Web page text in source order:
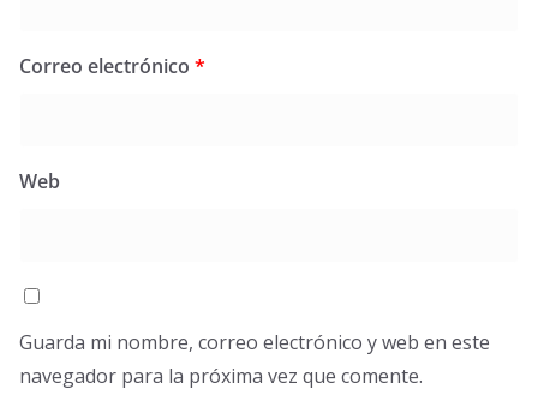
Correo electrónico *
Web
Guarda mi nombre, correo electrónico y web en este
navegador para la próxima vez que comente.